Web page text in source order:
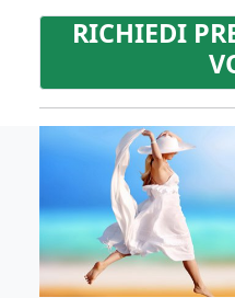
RICHIEDI